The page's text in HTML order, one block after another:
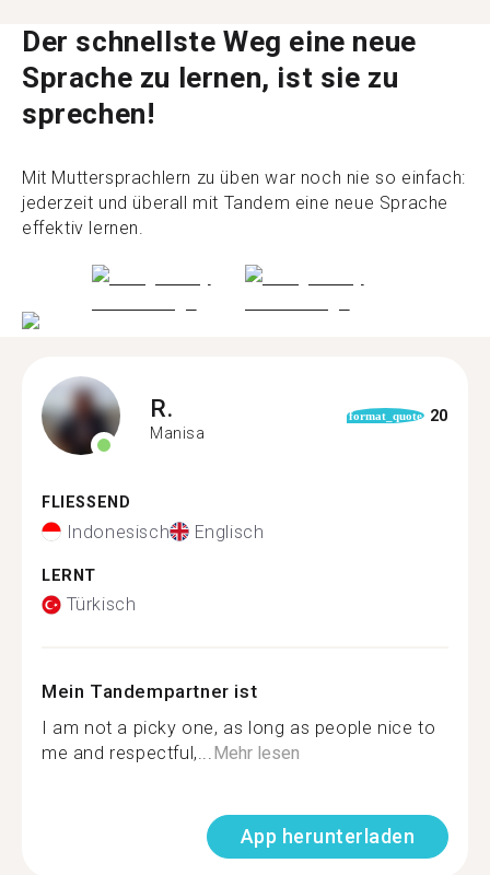
Der schnellste Weg eine neue
Sprache zu lernen, ist sie zu
sprechen!
Mit Muttersprachlern zu üben war noch nie so einfach:
jederzeit und überall mit Tandem eine neue Sprache
effektiv lernen.
R.
Manisa
format_quote 20
FLIESSEND
Indonesisch Englisch
LERNT
Türkisch
Mein Tandempartner ist
I am not a picky one, as long as people nice to
me and respectful,...Mehr lesen
App herunterladen